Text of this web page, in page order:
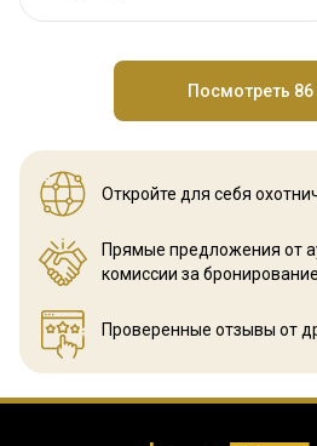
Посмотреть 86
Откройте для себя
Прямые предложения от
комиссии за бронирование
Проверенные отзывы от